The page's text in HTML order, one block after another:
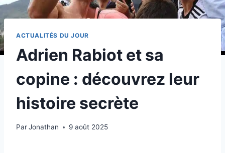
ACTUALITÉS DU JOUR
Adrien Rabiot et sa
copine : découvrez leur
histoire secrète
ParJonathan 9 août 2025